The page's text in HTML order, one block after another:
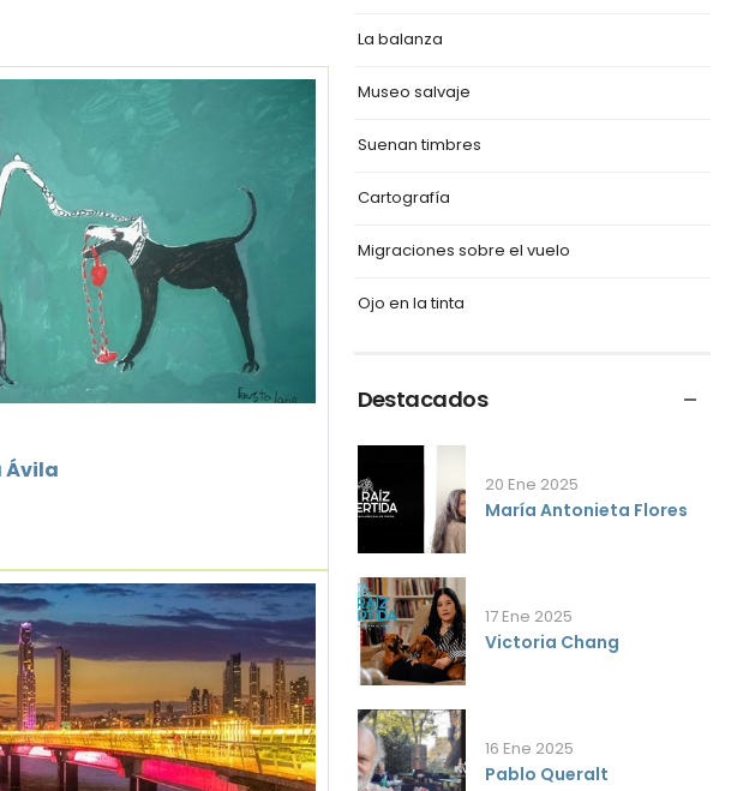
Ávila
La balanza
Museo salvaje
Suenan timbres
Cartografía
Migraciones sobre el vuelo
Ojo en la tinta
Destacados
20 Ene 2025
María Antonieta Flores
17 Ene 2025
Victoria Chang
16 Ene 2025
Pablo Queralt